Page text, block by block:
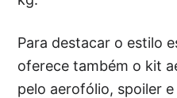
Para destacar o estilo
oferece também o kit
pelo aerofólio, spoiler